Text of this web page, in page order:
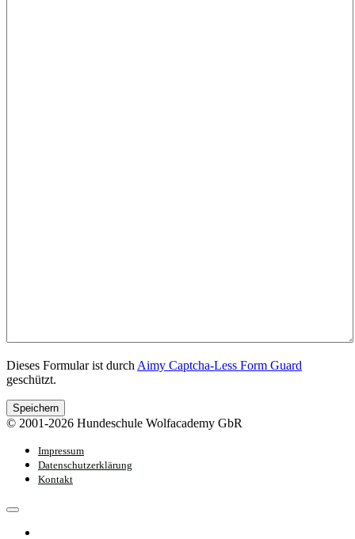
Dieses Formular ist durch Aimy Captcha-Less Form Guard
geschützt.
Speichern
© 2001-2026 Hundeschule Wolfacademy GbR
Impressum
Datenschutzerklärung
Kontakt